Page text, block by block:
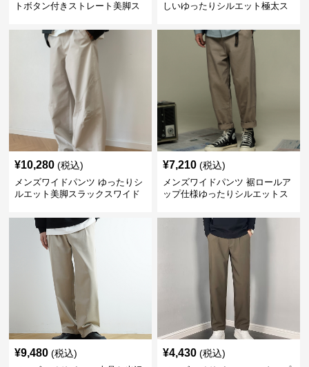
トボタン付きストレート美脚ス
しいゆったりシルエット極太ス
¥10,280 (税込)
メンズワイドパンツ ゆったりシ
ルエット美脚スラックスワイド
¥7,210 (税込)
メンズワイドパンツ 裾ロールア
ップ仕様ゆったりシルエットス
¥9,480 (税込) ¥4,430 (税込)